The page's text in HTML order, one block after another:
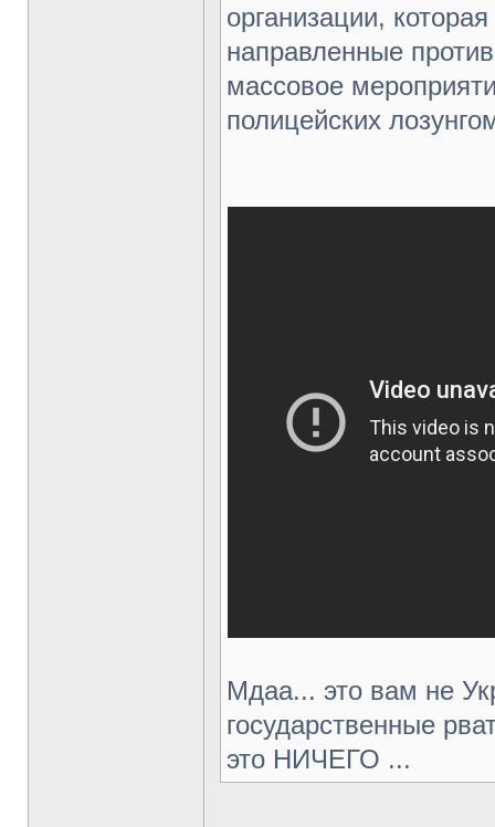
организации,
направленные
массовое
полицейских
Мдаа... это вам не
государственные
это НИЧЕГО ...